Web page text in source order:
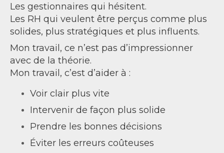
Les gestionnaires qui hésitent.
Les RH qui veulent être perçus comme plus
solides, plus stratégiques et plus influents.
Mon travail, ce n’est pas d’impressionner
avec de la théorie.
Mon travail, c’est d’aider à :
Voir clair plus vite
Intervenir de façon plus solide
Prendre les bonnes décisions
Éviter les erreurs coûteuses